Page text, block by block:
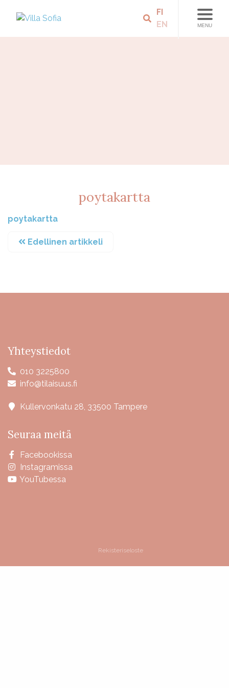
MENU
FI
EN
poytakartta
poytakartta
Edellinen artikkeli
Yhteystiedot
010 3225800
info@tilaisuus.fi
Kullervonkatu 28, 33500 Tampere
Seuraa meitä
Facebookissa
Instagramissa
YouTubessa
Rekisteriseloste